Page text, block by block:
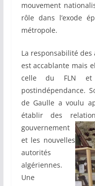
mouvement
rôle dans l’exode
métropole.
La responsabilité des
est accablante mais
celle du FLN et
postindépendance.
de Gaulle a voulu
établir des
gouvernement
et les nouvelles
autorités
algériennes.
Une